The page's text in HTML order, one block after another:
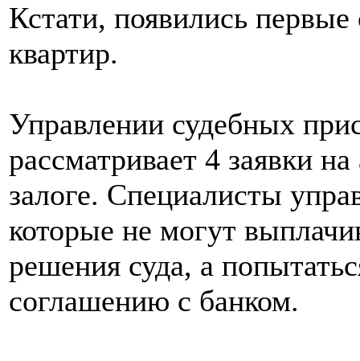
Кстати, появились
квартир.
Управлении судебных
рассматривает 4 заявки
залоге. Специалисты
которые не могут
решения суда, а
соглашению с банком.